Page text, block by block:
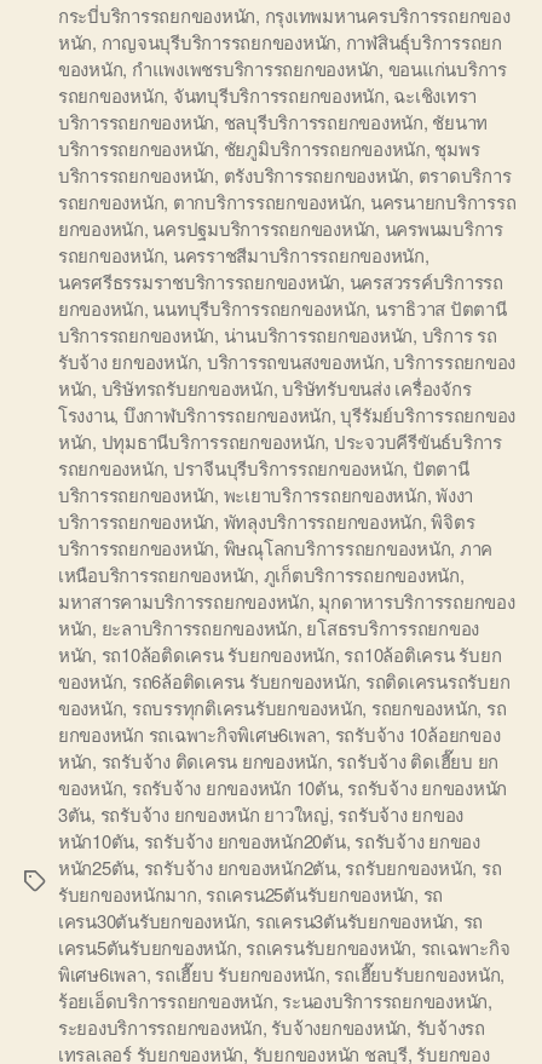
Tags
กระบี่บริการรถยกของหนัก, กรุงเทพมหานครบริการรถยกของ
หนัก, กาญจนบุรีบริการรถยกของหนัก, กาฬสินธุ์บริการรถยก
ของหนัก, กำแพงเพชรบริการรถยกของหนัก, ขอนแก่นบริการ
รถยกของหนัก, จันทบุรีบริการรถยกของหนัก, ฉะเชิงเทรา
บริการรถยกของหนัก, ชลบุรีบริการรถยกของหนัก, ชัยนาท
บริการรถยกของหนัก, ชัยภูมิบริการรถยกของหนัก, ชุมพร
บริการรถยกของหนัก, ตรังบริการรถยกของหนัก, ตราดบริการ
รถยกของหนัก, ตากบริการรถยกของหนัก, นครนายกบริการรถ
ยกของหนัก, นครปฐมบริการรถยกของหนัก, นครพนมบริการ
รถยกของหนัก, นครราชสีมาบริการรถยกของหนัก,
นครศรีธรรมราชบริการรถยกของหนัก, นครสวรรค์บริการรถ
ยกของหนัก, นนทบุรีบริการรถยกของหนัก, นราธิวาส ปัตตานี
บริการรถยกของหนัก, น่านบริการรถยกของหนัก, บริการ รถ
รับจ้าง ยกของหนัก, บริการรถขนสงของหนัก,บริการรถยกของ
หนัก, บริษัทรถรับยกของหนัก,บริษัทรับขนส่ง เครื่องจักร
โรงงาน, บึงกาฬบริการรถยกของหนัก,บุรีรัมย์บริการรถยกของ
หนัก, ปทุมธานีบริการรถยกของหนัก, ประจวบคีรีขันธ์บริการ
รถยกของหนัก, ปราจีนบุรีบริการรถยกของหนัก, ปัตตานี
บริการรถยกของหนัก, พะเยาบริการรถยกของหนัก,พังงา
บริการรถยกของหนัก, พัทลุงบริการรถยกของหนัก,พิจิตร
บริการรถยกของหนัก, พิษณุโลกบริการรถยกของหนัก, ภาค
เหนือบริการรถยกของหนัก, ภูเก็ตบริการรถยกของหนัก,
มหาสารคามบริการรถยกของหนัก, มุกดาหารบริการรถยกของ
หนัก, ยะลาบริการรถยกของหนัก, ยโสธรบริการรถยกของ
หนัก, รถ10ล้อติดเครน รับยกของหนัก, รถ10ล้อติเครน รับยก
ของหนัก, รถ6ล้อติดเครน รับยกของหนัก, รถติดเครนรถรับยก
ของหนัก, รถบรรทุกติเครนรับยกของหนัก, รถยกของหนัก, รถ
ยกของหนัก รถเฉพาะกิจพิเศษ6เพลา, รถรับจ้าง 10ล้อยกของ
หนัก, รถรับจ้าง ติดเครน ยกของหนัก, รถรับจ้าง ติดเฮี๊ยบ ยก
ของหนัก, รถรับจ้าง ยกของหนัก 10ตัน, รถรับจ้าง ยกของหนัก
3ตัน, รถรับจ้าง ยกของหนัก ยาวใหญ่, รถรับจ้าง ยกของ
หนัก10ตัน, รถรับจ้าง ยกของหนัก20ตัน, รถรับจ้าง ยกของ
หนัก25ตัน, รถรับจ้าง ยกของหนัก2ตัน, รถรับยกของหนัก, รถ
รับยกของหนักมาก, รถเครน25ตันรับยกของหนัก, รถ
เครน30ตันรับยกของหนัก, รถเครน3ตันรับยกของหนัก, รถ
เครน5ตันรับยกของหนัก, รถเครนรับยกของหนัก, รถเฉพาะกิจ
พิเศษ6เพลา, รถเฮี๊ยบ รับยกของหนัก, รถเฮี๊ยบรับยกของหนัก,
ร้อยเอ็ดบริการรถยกของหนัก, ระนองบริการรถยกของหนัก,
ระยองบริการรถยกของหนัก, รับจ้างยกของหนัก, รับจ้างรถ
เทรลเลอร์ รับยกของหนัก, รับยกของหนัก ชลบุรี, รับยกของ